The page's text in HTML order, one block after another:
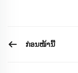
ກ່ອນໜ້ານີ້